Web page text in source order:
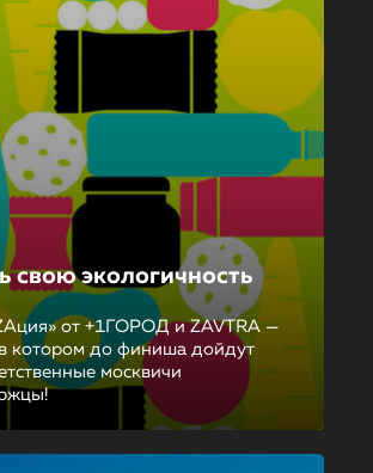
свою экологичность
от +1ГОРОД и ZAVTRA —
в котором до финиша дойдут
москвичи